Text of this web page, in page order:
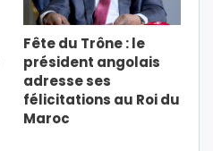
Fête du Trône : le
président angolais
adresse ses
félicitations au Roi du
Maroc